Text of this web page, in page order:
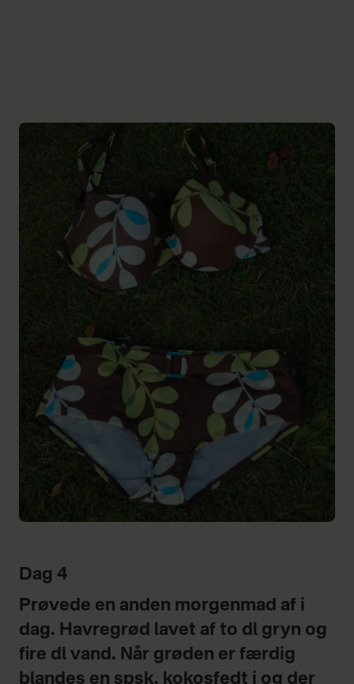
Dag 4
Prøvede en anden morgenmad af i
dag. Havregrød lavet af to dl gryn og
fire dl vand. Når grøden er færdig
blandes en spsk. kokosfedt i og der